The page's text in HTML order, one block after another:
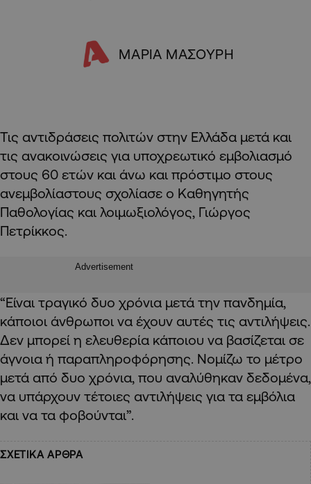
ΜΑΡΙΑ ΜΑΣΟΥΡΗ
Τις αντιδράσεις πολιτών στην Ελλάδα μετά και
τις ανακοινώσεις για υποχρεωτικό εμβολιασμό
στους 60 ετών και άνω και πρόστιμο στους
ανεμβολίαστους σχολίασε ο Καθηγητής
Παθολογίας και λοιμωξιολόγος, Γιώργος
Πετρίκκος.
Advertisement
“Είναι τραγικό δυο χρόνια μετά την πανδημία,
κάποιοι άνθρωποι να έχουν αυτές τις αντιλήψεις.
Δεν μπορεί η ελευθερία κάποιου να βασίζεται σε
άγνοια ή παραπληροφόρησης. Νομίζω το μέτρο
μετά από δυο χρόνια, που αναλύθηκαν δεδομένα,
να υπάρχουν τέτοιες αντιλήψεις για τα εμβόλια
και να τα φοβούνται”.
ΣΧΕΤΙΚΑ ΑΡΘΡΑ